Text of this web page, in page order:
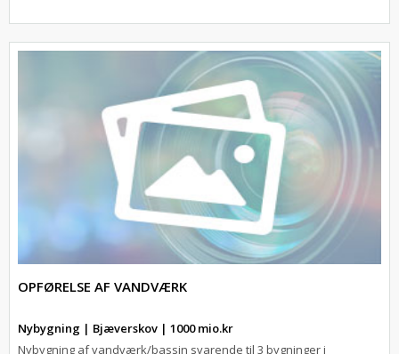
OPFØRELSE AF VANDVÆRK
Nybygning | Bjæverskov | 1000 mio.kr
Nybygning af vandværk/bassin svarende til 3 bygninger i